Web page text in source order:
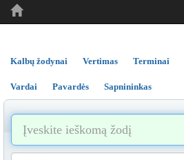
Kalbų žodynai Vertimas Terminai
Vardai Pavardės Sapnininkas